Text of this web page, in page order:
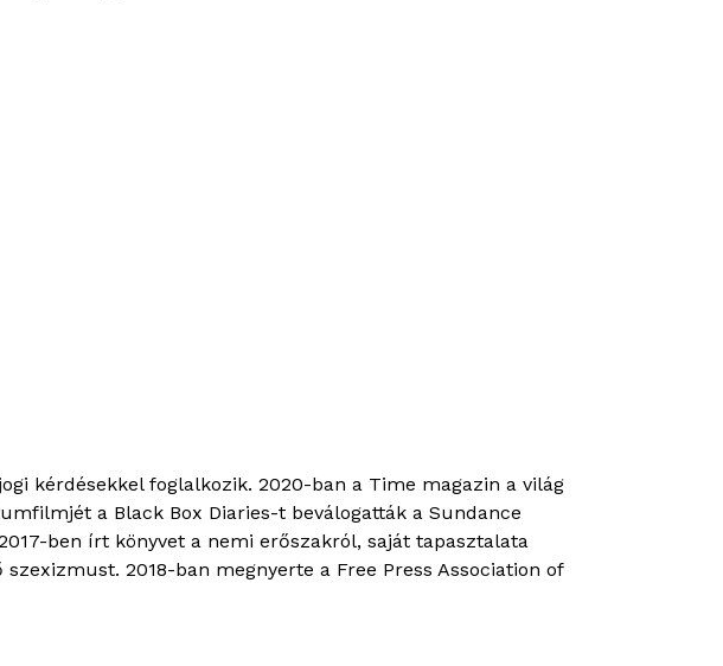
kérdésekkel foglalkozik. 2020-ban a Time magazin a világ
a Black Box Diaries-t beválogatták a Sundance
ben írt könyvet a nemi erőszakról, saját tapasztalata
2018-ban megnyerte a Free Press Association of